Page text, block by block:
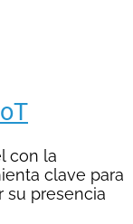
con la
clave para
su presencia